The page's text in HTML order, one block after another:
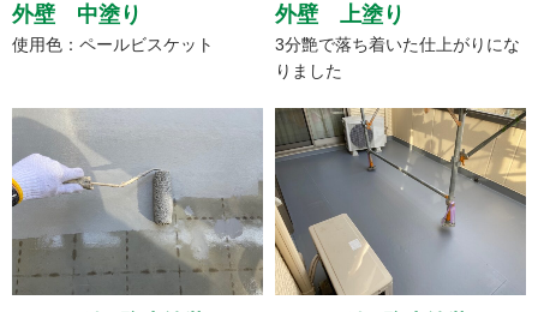
外壁 中塗り
使用色：ペールビスケット
外壁 上塗り
3分艶で落ち着いた仕上がりにな
りました